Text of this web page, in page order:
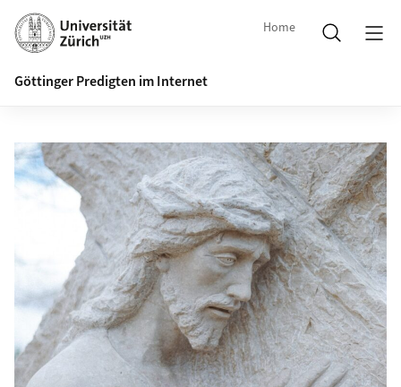
Home
Göttinger Predigten im Internet